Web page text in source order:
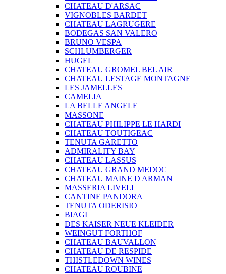
CHATEAU D'ARSAC
VIGNOBLES BARDET
CHATEAU LAGRUGERE
BODEGAS SAN VALERO
BRUNO VESPA
SCHLUMBERGER
HUGEL
CHATEAU GROMEL BEL AIR
CHATEAU LESTAGE MONTAGNE
LES JAMELLES
CAMELIA
LA BELLE ANGELE
MASSONE
CHATEAU PHILIPPE LE HARDI
CHATEAU TOUTIGEAC
TENUTA GARETTO
ADMIRALITY BAY
CHATEAU LASSUS
CHATEAU GRAND MEDOC
CHATEAU MAINE D ARMAN
MASSERIA LIVELI
CANTINE PANDORA
TENUTA ODERISIO
BIAGI
DES KAISER NEUE KLEIDER
WEINGUT FORTHOF
CHATEAU BAUVALLON
CHATEAU DE RESPIDE
THISTLEDOWN WINES
CHATEAU ROUBINE